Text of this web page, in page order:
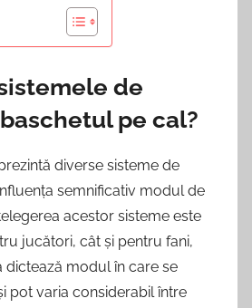
de
pe cal?
diverse sisteme de
semnificativ modul de
acestor sisteme este
jucători, cât și pentru fani,
dictează modul în care se
pot varia considerabil între